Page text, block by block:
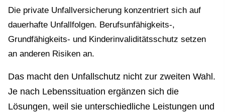
Die private Unfall­ver­si­che­rung konzentriert sich auf
dauerhafte Unfallfolgen. Berufsunfähigkeits-,
Grundfähigkeits- und Kinderinvaliditätsschutz setzen
an anderen Risiken an.
Das macht den Unfallschutz nicht zur zweiten Wahl.
Je nach Lebenssituation ergänzen sich die
Lösungen, weil sie unterschiedliche Leistungen und